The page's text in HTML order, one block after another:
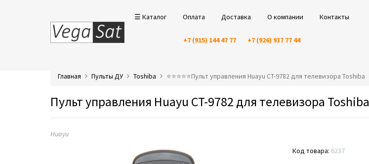
☰ Каталог Оплата Доставка О компании Контакты
+7 (915) 144 47 77 +7 (926) 937 77 44
Главная Пульты ДУ Toshiba ⭐️⭐️⭐️⭐️⭐️Пульт управления Huayu CT-9782 для телевизора Toshiba
Пульт управления Huayu CT-9782 для телевизора Toshiba
Huayu
Код товара: 6237